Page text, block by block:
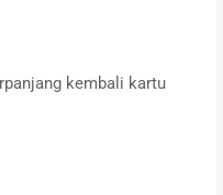
kembali kartu